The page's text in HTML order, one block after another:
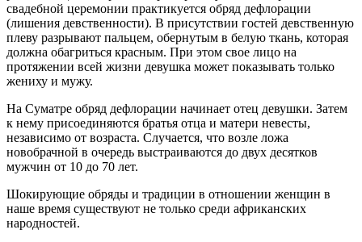
свадебной церемонии практикуется обряд дефлорации
(лишения девственности). В присутствии гостей девственную
плеву разрывают пальцем, обернутым в белую ткань, которая
должна обагриться красным. При этом свое лицо на
протяжении всей жизни девушка может показывать только
жениху и мужу.
На Суматре обряд дефлорации начинает отец девушки. Затем
к нему присоединяются братья отца и матери невесты,
независимо от возраста. Случается, что возле ложа
новобрачной в очередь выстраиваются до двух десятков
мужчин от 10 до 70 лет.
Шокирующие обряды и традиции в отношении женщин в
наше время существуют не только среди африканских
народностей.